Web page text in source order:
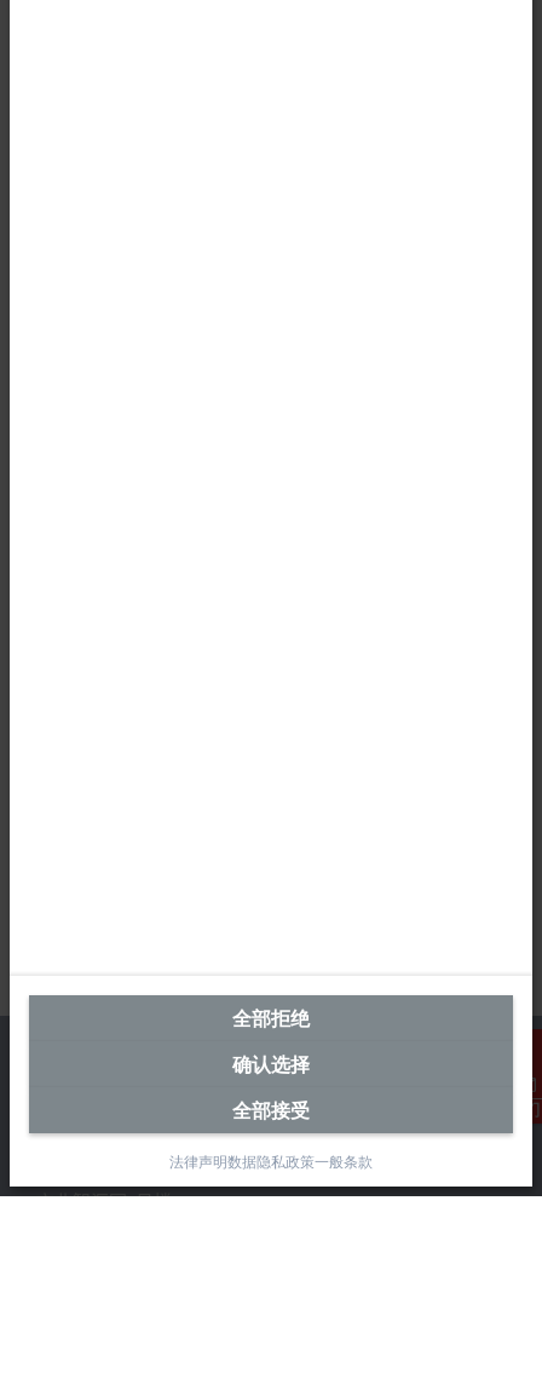
联系我们
中国区总部
毕孚自动化设备贸易(上海)有限公司
市北智汇园4号楼
全部拒绝
确认选择
全部接受
法律声明数据隐私政策一般条款